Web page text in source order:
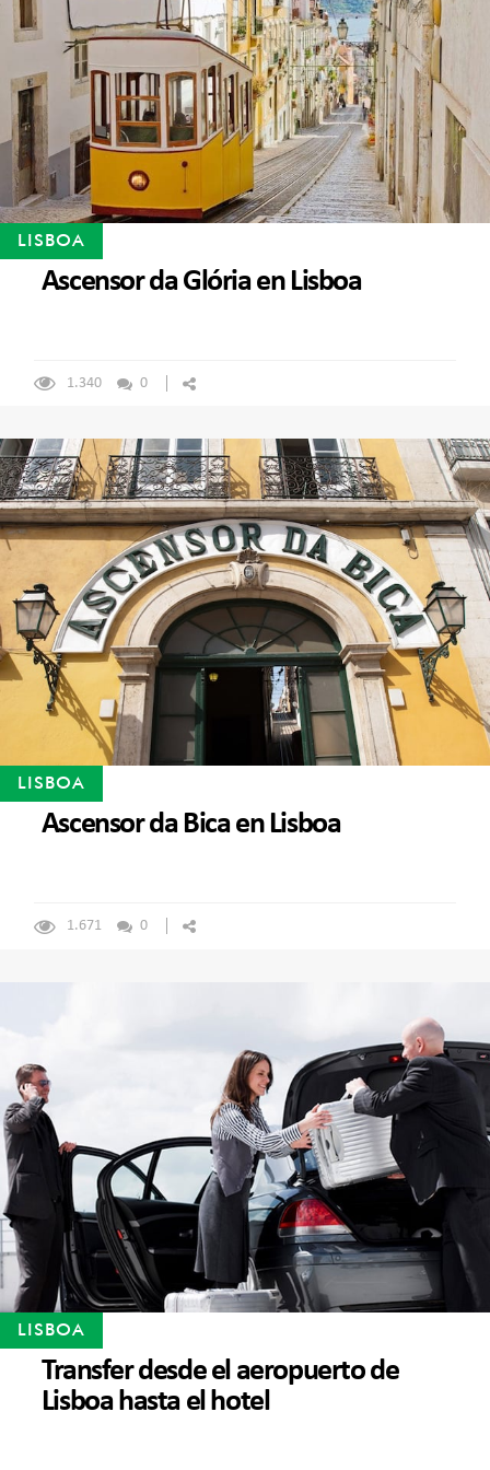
LISBOA
Ascensor da Glória en Lisboa
1.340 0
LISBOA
Ascensor da Bica en Lisboa
1.671 0
LISBOA
Transfer desde el aeropuerto de
Lisboa hasta el hotel